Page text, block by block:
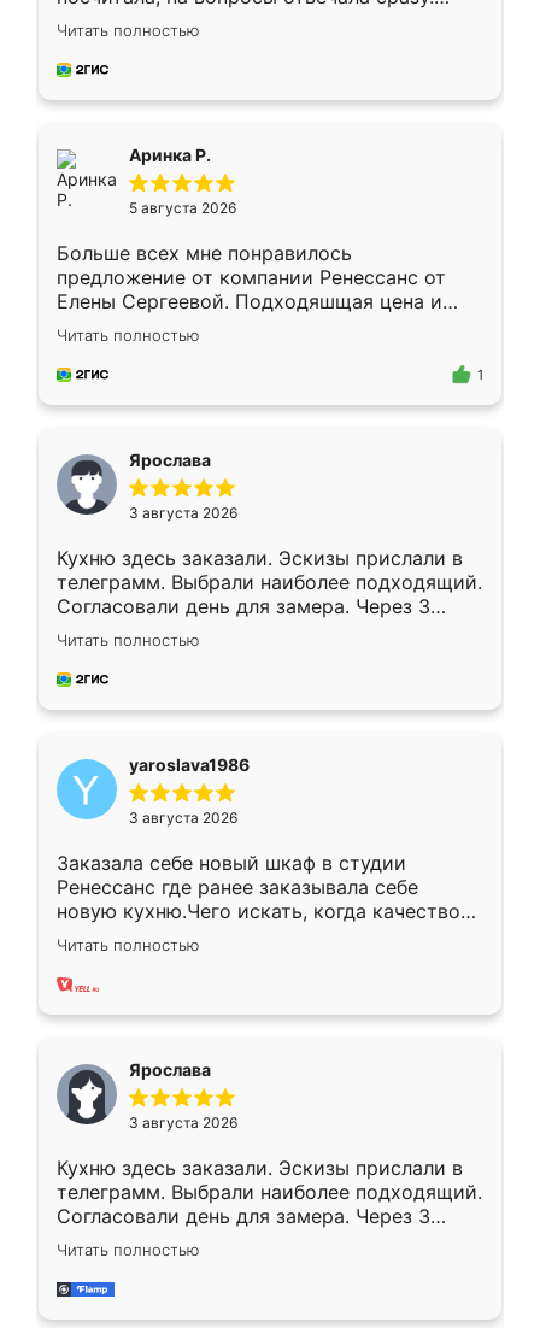
Замерщик приехал в субботу, подошёл к
делу со всей ответственностью. Собрали
за день, ребята работали аккуратно, даже
Читать полностью
Аринка Р.
5 августа 2026
Больше всех мне понравилось
предложение от компании Ренессанс от
Елены Сергеевой. Подходяшщая цена и
короткие сроки изготовления. Приехавший
для замера сотрудник Владислав
предложил по моему эскизу самый
Читать полностью
1
Ярослава
3 августа 2026
Кухню здесь заказали. Эскизы прислали в
телеграмм. Выбрали наиболее подходящий.
Согласовали день для замера. Через 3
недели кухня была уже готова. Остались
довольны работой. Спасибо Ренессанс
мебель за качественную работу!
Читать полностью
yaroslava1986
3 августа 2026
Заказала себе новый шкаф в студии
Ренессанс где ранее заказывала себе
новую кухню.Чего искать, когда качеством
вполне довольна. Служит кухня уже почти
два года, нареканий нет.
Читать полностью
Ярослава
3 августа 2026
Кухню здесь заказали. Эскизы прислали в
телеграмм. Выбрали наиболее подходящий.
Согласовали день для замера. Через 3
недели кухня была уже готова. Остались
довольны работой. Спасибо Ренессанс
мебель за качественную работу!
Читать полностью